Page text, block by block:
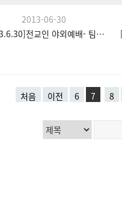
2013-06-30
[2013.6.30]전교인 야외예배- 팀수양관
처음 이전 6 7 8